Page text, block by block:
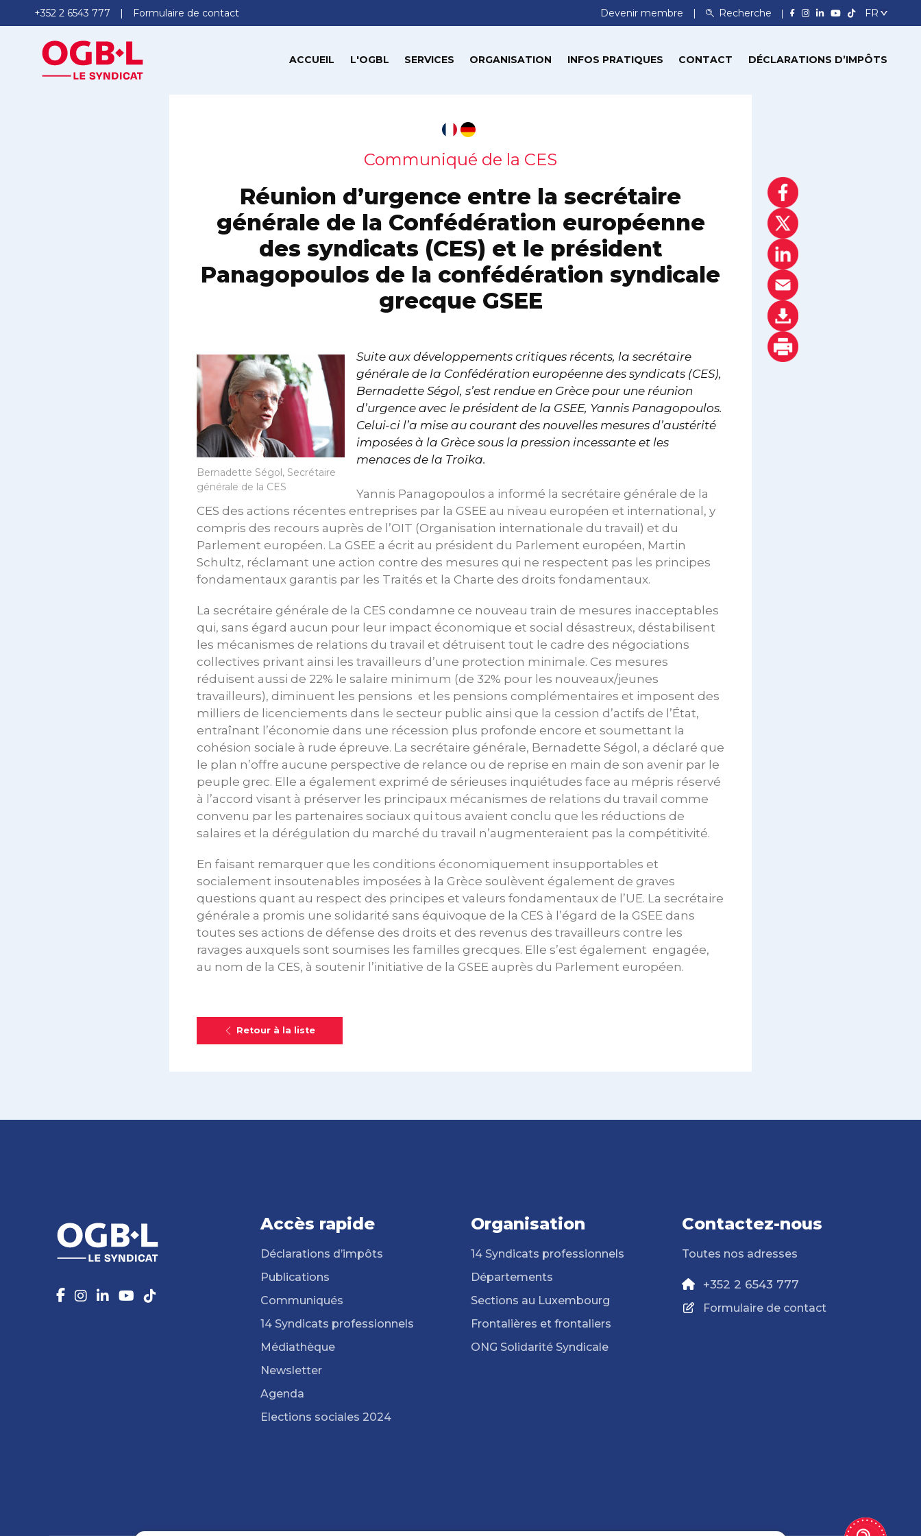
+352 2 6543 777 Formulaire de contact Devenir membre Recherche
ACCUEIL L'OGBL SERVICES ORGANISATION INFOS PRATIQUES CONTACT DÉCLARATIONS D’IMPÔTS
Communiqué de la CES
Réunion d’urgence entre la secrétaire
générale de la Confédération européenne
des syndicats (CES) et le président
Panagopoulos de la confédération syndicale
grecque GSEE
Bernadette Ségol, Secrétaire
générale de la CES
Suite aux développements critiques récents, la secrétaire
générale de la Confédération européenne des syndicats (CES),
Bernadette Ségol, s’est rendue en Grèce pour une réunion
d’urgence avec le président de la GSEE, Yannis Panagopoulos.
Celui-ci l’a mise au courant des nouvelles mesures d’austérité
imposées à la Grèce sous la pression incessante et les
menaces de la Troïka.
Yannis Panagopoulos a informé la secrétaire générale de la
CES des actions récentes entreprises par la GSEE au niveau européen et international, y
compris des recours auprès de l’OIT (Organisation internationale du travail) et du
Parlement européen. La GSEE a écrit au président du Parlement européen, Martin
Schultz, réclamant une action contre des mesures qui ne respectent pas les principes
fondamentaux garantis par les Traités et la Charte des droits fondamentaux.
La secrétaire générale de la CES condamne ce nouveau train de mesures inacceptables
qui, sans égard aucun pour leur impact économique et social désastreux, déstabilisent
les mécanismes de relations du travail et détruisent tout le cadre des négociations
collectives privant ainsi les travailleurs d’une protection minimale. Ces mesures
réduisent aussi de 22% le salaire minimum (de 32% pour les nouveaux/jeunes
travailleurs), diminuent les pensions et les pensions complémentaires et imposent des
milliers de licenciements dans le secteur public ainsi que la cession d’actifs de l’État,
entraînant l’économie dans une récession plus profonde encore et soumettant la
cohésion sociale à rude épreuve. La secrétaire générale, Bernadette Ségol, a déclaré que
le plan n’offre aucune perspective de relance ou de reprise en main de son avenir par le
peuple grec. Elle a également exprimé de sérieuses inquiétudes face au mépris réservé
à l’accord visant à préserver les principaux mécanismes de relations du travail comme
convenu par les partenaires sociaux qui tous avaient conclu que les réductions de
salaires et la dérégulation du marché du travail n’augmenteraient pas la compétitivité.
En faisant remarquer que les conditions économiquement insupportables et
socialement insoutenables imposées à la Grèce soulèvent également de graves
questions quant au respect des principes et valeurs fondamentaux de l’UE. La secrétaire
générale a promis une solidarité sans équivoque de la CES à l’égard de la GSEE dans
toutes ses actions de défense des droits et des revenus des travailleurs contre les
ravages auxquels sont soumises les familles grecques. Elle s’est également engagée,
au nom de la CES, à soutenir l’initiative de la GSEE auprès du Parlement européen.
Retour à la liste
Accès rapide
Déclarations d’impôts
Publications
Communiqués
14 Syndicats professionnels
Médiathèque
Newsletter
Agenda
Elections sociales 2024
Organisation
14 Syndicats professionnels
Départements
Sections au Luxembourg
Frontalières et frontaliers
ONG Solidarité Syndicale
Contactez-nous
Toutes nos adresses
+352 2 6543 777
Formulaire de contact